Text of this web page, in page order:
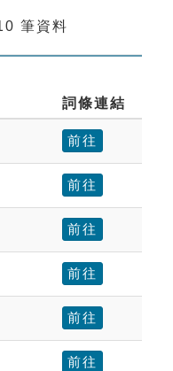
筆資料
詞條連結
前往
前往
前往
前往
前往
前往